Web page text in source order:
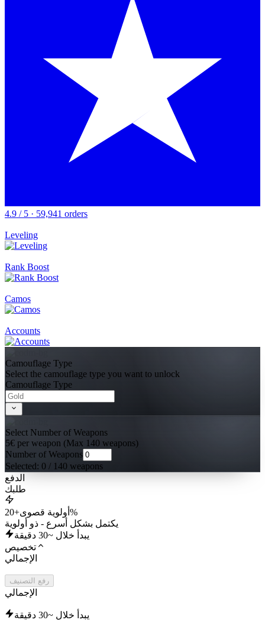
4.9 / 5 · 59,941 orders
Leveling
Rank Boost
Camos
Accounts
Camouflage Type
Select the camouflage type you want to unlock
Camouflage Type
Select Number of Weapons
5€ per weapon (Max 140 weapons)
Number of Weapons
Selected: 0 / 140 weapons
الدفع
طلبك
أولوية قصوى +20%
يكتمل بشكل أسرع - ذو أولوية
يبدأ خلال ~30 دقيقة
تخصيص
الإجمالي
رفع التصنيف
الإجمالي
يبدأ خلال ~30 دقيقة